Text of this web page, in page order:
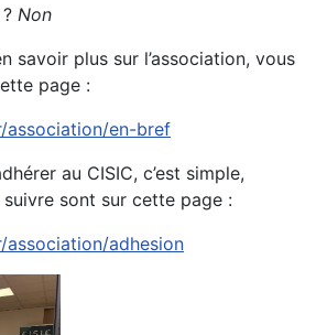
Non
savoir plus sur l’association, vous
page :
en-bref
au CISIC, c’est simple,
sont sur cette page :
adhesion